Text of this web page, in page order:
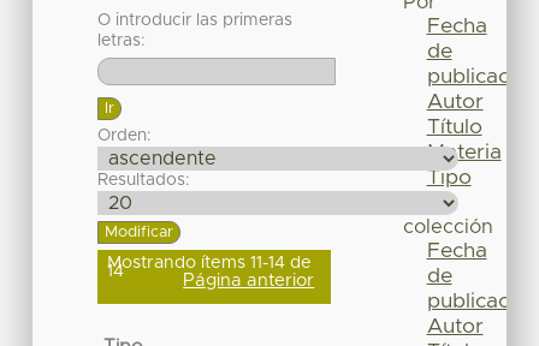
O introducir las primeras
letras:
Orden:
Resultados:
Mostrando ítems 11-14 de
14 Página anterior
Fecha
de
publicación
Autor
Título
Materia
Tipo
colección
Fecha
de
publicación
Autor